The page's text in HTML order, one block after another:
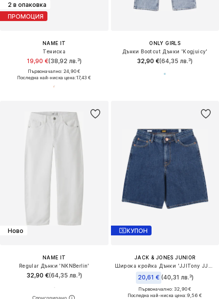
2 в опаковка
ПРОМОЦИЯ
NAME IT
Тениска
19,90 €(38,92 лв.³)
Първоначално: 24,90 €
Последна най-ниска цена:17,43 €
ONLY GIRLS
Дънки Bootcut Дънки 'Kogjuicy'
32,90 €(64,35 лв.³)
Ново
NAME IT
Regular Дънки 'NKNBerlin'
32,90 €(64,35 лв.³)
КУПОН
JACK & JONES JUNIOR
20,61 € (40,31 лв.³)
Първоначално: 32,90 €
Последна най-ниска цена:9,56 €